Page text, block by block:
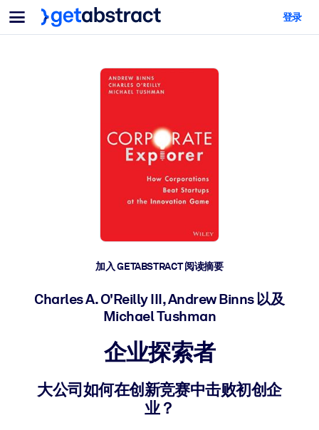
菜单
面向团队与管理者
为您的员工配备关键的人工智能技能。
帮助您的管理者为未来的工作时代做好准备。
让团队更轻松地共同学习、解决实际问题并更快采取行动。
培养您的员工应对未来挑战所需的技能。
果。
面向人工智能系统
登录
加入 GETABSTRACT 阅读摘要
Charles A. O'Reilly III, Andrew Binns 以及
Michael Tushman
企业探索者
大公司如何在创新竞赛中击败初创企
业？